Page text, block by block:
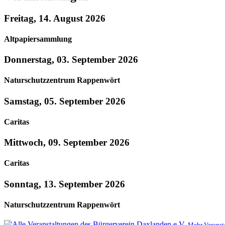
Freitag, 14. August 2026
Altpapiersammlung
Donnerstag, 03. September 2026
Naturschutzzentrum Rappenwört
Samstag, 05. September 2026
Caritas
Mittwoch, 09. September 2026
Caritas
Sonntag, 13. September 2026
Naturschutzzentrum Rappenwört